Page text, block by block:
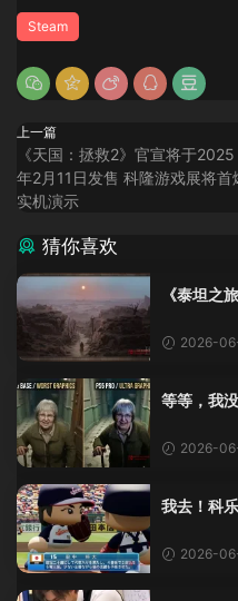
Steam
上一篇
《天国：拯救2》官宣将于2025
年2月11日发售 科隆游戏展将首
实机演示
猜你喜欢
《泰坦之
2026-
等等，我
2026-
我去！科
2026-